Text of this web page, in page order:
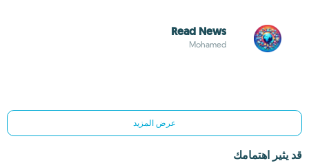
Read News
Mohamed
عرض المزيد
قد يثير اهتمامك